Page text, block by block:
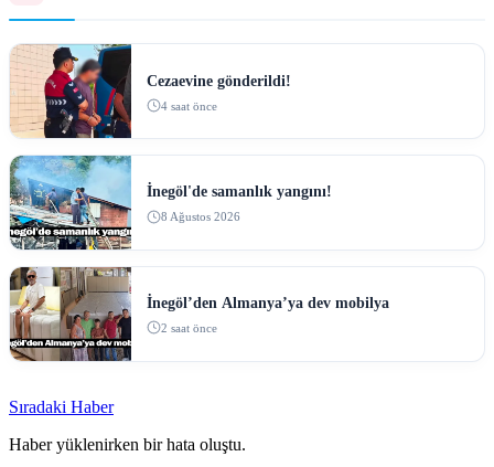
Cezaevine gönderildi!
4 saat önce
İnegöl'de samanlık yangını!
8 Ağustos 2026
İnegöl’den Almanya’ya dev mobilya
2 saat önce
Sıradaki Haber
Haber yüklenirken bir hata oluştu.